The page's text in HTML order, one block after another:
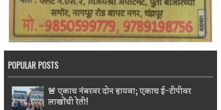
POPULAR POSTS
🚨 एकाच नंबरवर दोन हायवा; एकाच ई-टीपीवर
लाखोंची रेती!